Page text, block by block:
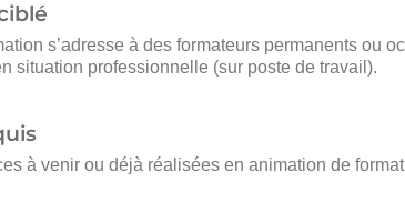
s’adresse à des formateurs permanents ou
situation professionnelle (sur poste de travail).
à venir ou déjà réalisées en animation de